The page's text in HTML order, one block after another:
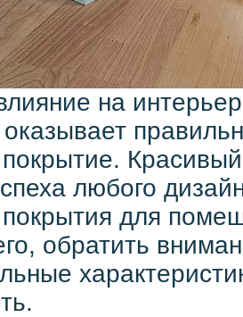
на
любого
для
обратить